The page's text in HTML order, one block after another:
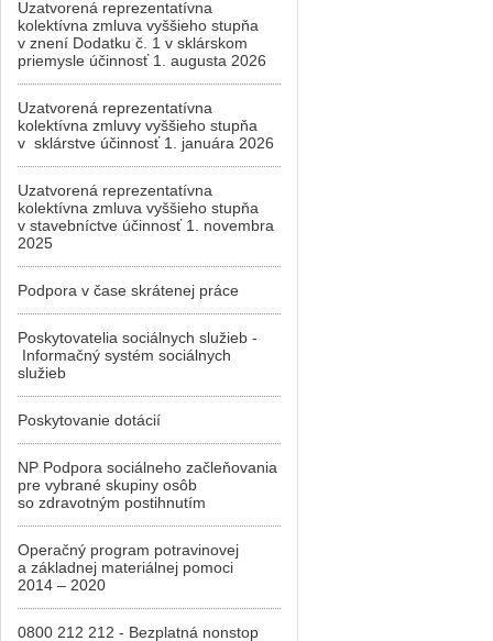
Uzatvorená reprezentatívna
kolektívna zmluva vyššieho stupňa
v znení Dodatku č. 1 v sklárskom
priemysle účinnosť 1. augusta 2026
Uzatvorená reprezentatívna
kolektívna zmluvy vyššieho stupňa
v sklárstve účinnosť 1. januára 2026
Uzatvorená reprezentatívna
kolektívna zmluva vyššieho stupňa
v stavebníctve účinnosť 1. novembra
2025
Podpora v čase skrátenej práce
Poskytovatelia sociálnych služieb -
Informačný systém sociálnych
služieb
Poskytovanie dotácií
NP Podpora sociálneho začleňovania
pre vybrané skupiny osôb
so zdravotným postihnutím
Operačný program potravinovej
a základnej materiálnej pomoci
2014 – 2020
0800 212 212 - Bezplatná nonstop